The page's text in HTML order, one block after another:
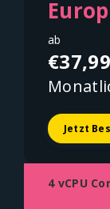
ab
Jetzt
4 vCPU